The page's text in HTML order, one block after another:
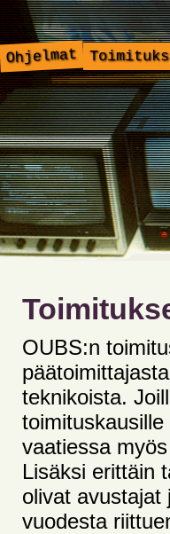
Ohjelmat
OUBS:n
teknikoista.
vaatiessa
Lisäksi erittäin
olivat avustajat
vuodesta